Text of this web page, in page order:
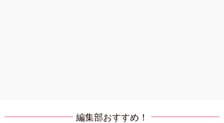
編集部おすすめ！